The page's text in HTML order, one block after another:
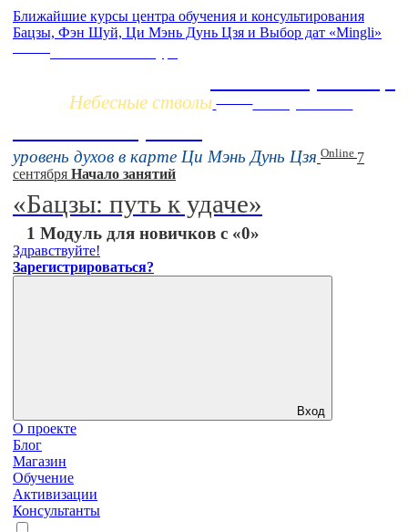
Ближайшие курсы центра обучения и консультирования
Бацзы, Фэн Шуй, Ци Мэнь Дунь Цзя и Выбор дат «Mingli»
Небесные стволы 16 августа 11:00
уровень духов в карте Ци Мэнь Дунь Цзя Online 7
сентября Начало занятий
«Бацзы: путь к удаче»
1 Модуль для новичков с «0»
Здравствуйте!
Зарегистрироваться?
Вход
О проекте
Блог
Магазин
Обучение
Активизации
Консультанты